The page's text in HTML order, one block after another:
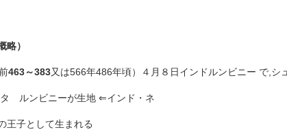
略）
463～383又は566年486年頃）４月８日インドルンビニー で,
ルンビニーが生地 ⇐インド・ネ
子として生まれる